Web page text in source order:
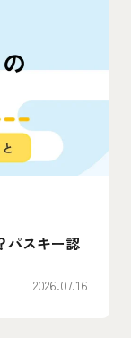
パスキー認
2026.07.16